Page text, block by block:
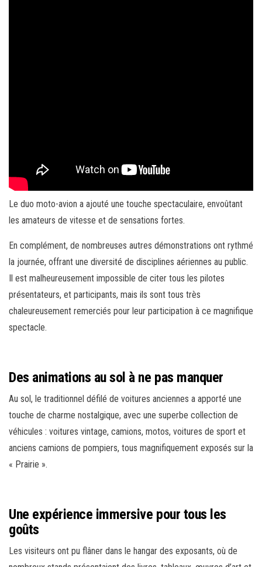
Le duo moto-avion a ajouté une touche spectaculaire, envoûtant
les amateurs de vitesse et de sensations fortes.
En complément, de nombreuses autres démonstrations ont rythmé
la journée, offrant une diversité de disciplines aériennes au public.
Il est malheureusement impossible de citer tous les pilotes
présentateurs, et participants, mais ils sont tous très
chaleureusement remerciés pour leur participation à ce magnifique
spectacle.
Des animations au sol à ne pas manquer
Au sol, le traditionnel défilé de voitures anciennes a apporté une
touche de charme nostalgique, avec une superbe collection de
véhicules : voitures vintage, camions, motos, voitures de sport et
anciens camions de pompiers, tous magnifiquement exposés sur la
« Prairie ».
Une expérience immersive pour tous les
goûts
Les visiteurs ont pu flâner dans le hangar des exposants, où de